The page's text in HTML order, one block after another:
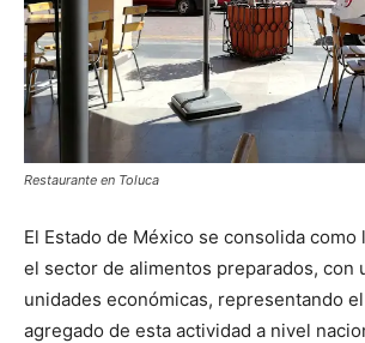
Restaurante en Toluca
El Estado de México se consolida como
el sector de alimentos preparados, con
unidades económicas, representando
agregado de esta actividad a nivel